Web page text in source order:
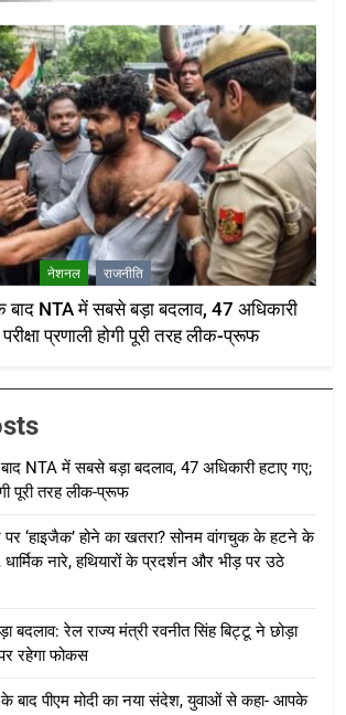
नेशनल राजनीति
बाद NTA में सबसे बड़ा बदलाव, 47 अधिकारी
प्रणाली होगी पूरी तरह लीक-प्रूफ
NTA में सबसे बड़ा बदलाव, 47 अधिकारी हटाए गए;
पूरी तरह लीक-प्रूफ
‘हाइजैक’ होने का खतरा? सोनम वांगचुक के हटने के
धार्मिक नारे, हथियारों के प्रदर्शन और भीड़ पर उठे
बदलाव: रेल राज्य मंत्री रवनीत सिंह बिट्टू ने छोड़ा
रहेगा फोकस
के बाद पीएम मोदी का नया संदेश, युवाओं से कहा- आपके